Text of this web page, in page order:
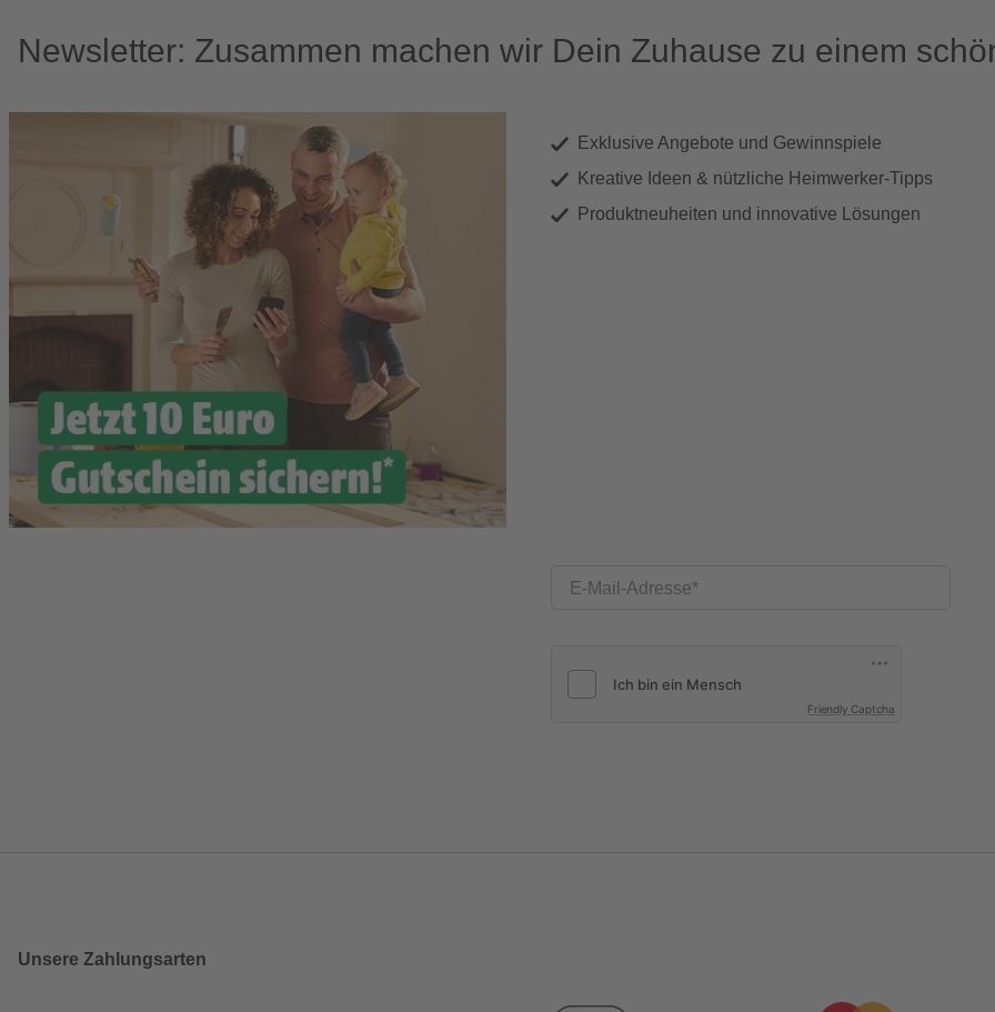
Newsletter: Zusammen machen wir Dein Zuhause zu einem
Exklusive Angebote und Gewinnspiele
Kreative Ideen & nützliche Heimwerker-Tipps
Produktneuheiten und innovative Lösungen
E-Mail-Adresse
Friendly Captcha
Unsere Zahlungsarten